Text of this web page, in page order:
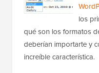
los
qué son los formatos
deberían importarte y
increíble característica.